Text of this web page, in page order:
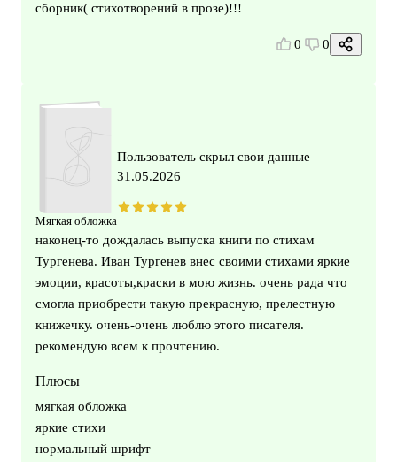
сборник( стихотворений в прозе)!!!
0 0
Мягкая обложка
Пользователь скрыл свои данные
31.05.2026
наконец-то дождалась выпуска книги по стихам
Тургенева. Иван Тургенев внес своими стихами яркие
эмоции, красоты,краски в мою жизнь. очень рада что
смогла приобрести такую прекрасную, прелестную
книжечку. очень-очень люблю этого писателя.
рекомендую всем к прочтению.
Плюсы
мягкая обложка
яркие стихи
нормальный шрифт